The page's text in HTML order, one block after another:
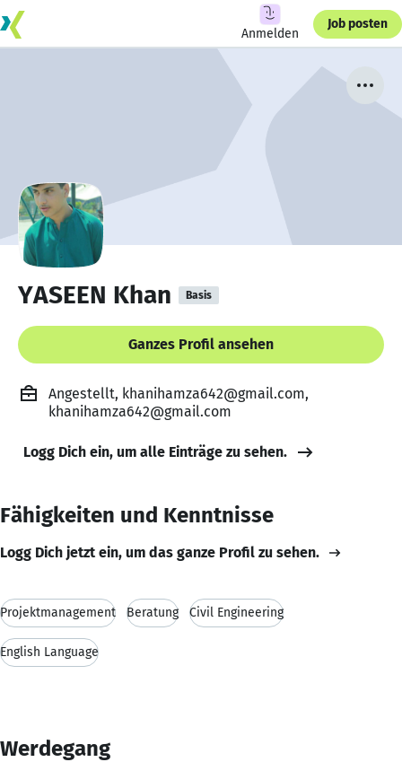
Anmelden
Job posten
YASEEN Khan Basis
Ganzes Profil ansehen
Angestellt, khanihamza642@gmail.com,
khanihamza642@gmail.com
Logg Dich ein, um alle Einträge zu sehen.
Fähigkeiten und Kenntnisse
Logg Dich jetzt ein, um das ganze Profil zu sehen.
Projektmanagement Beratung Civil Engineering
English Language
Werdegang